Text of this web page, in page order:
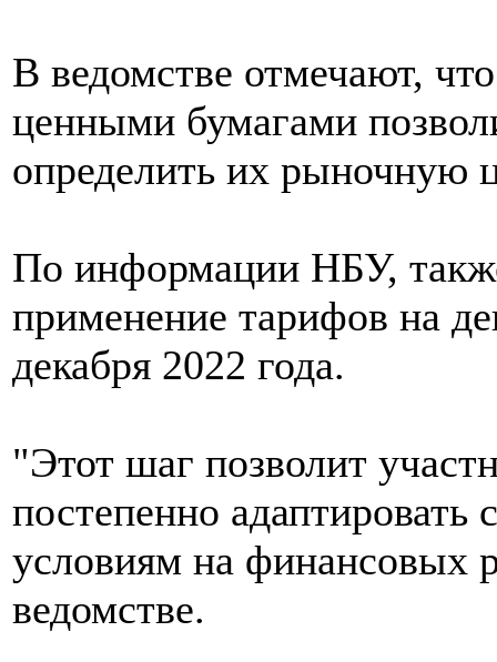
В ведомстве отмечают,
ценными бумагами
определить их рыночную
По информации НБУ,
применение тарифов на
декабря 2022 года.
"Этот шаг позволит
постепенно
условиям на финансовых
ведомстве.